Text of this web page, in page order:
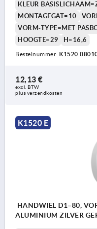
KLEUR
MONTAGEGAT=10
VORM-TYPE=MET
HOOGTE=29
H=16,6
Bestelnummer:
12,13 €
excl. BTW
plus verzendkosten
K1520 E
HANDWIEL D1=80,
ALUMINIUM ZILVER